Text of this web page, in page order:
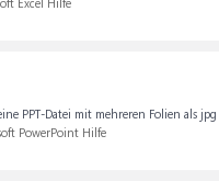
PPT-Datei mit mehreren Folien als
PowerPoint Hilfe